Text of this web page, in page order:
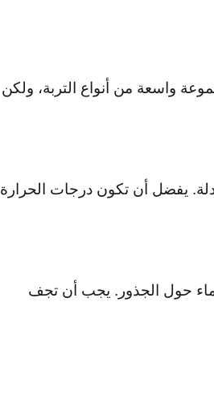
واسعة من أنواع التربة، ولكن
يفضل أن تكون درجات الحرارة
حول الجذور. يجب أن تجف